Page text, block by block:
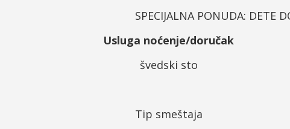
SPECIJALNA PONUDA: DETE
Usluga noćenje/doručak
švedski sto
Tip smeštaja